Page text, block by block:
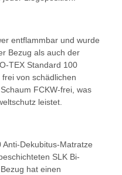
entflammbar und wurde
Bezug als auch der
TEX Standard 100
von schädlichen
FCKW-frei, was
leistet.
Dekubitus-Matratze
SLK Bi-
hat einen